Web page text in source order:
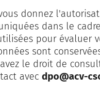
donnez
dans le
pour évaluer
sont
le droit de
avec dpo@acv-